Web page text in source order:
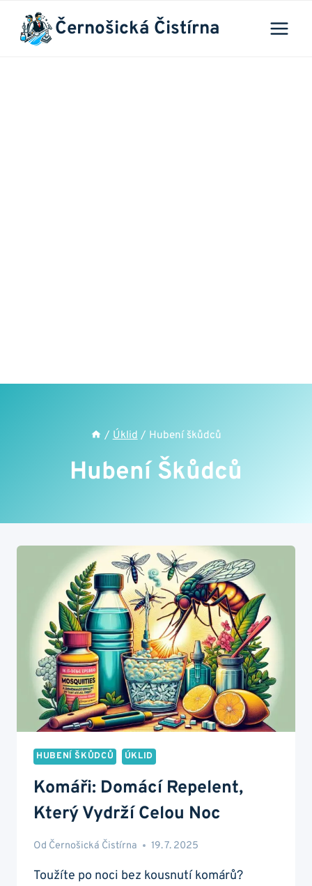
Přeskočit
obsah
Černošická Čistírna
/ Úklid / Hubení škůdců
Hubení Škůdců
HUBENÍ ŠKŮDCŮ ÚKLID
Komáři: Domácí Repelent,
Který Vydrží Celou Noc
Od Černošická Čistírna 19. 7. 2025
Toužíte po noci bez kousnutí komárů?